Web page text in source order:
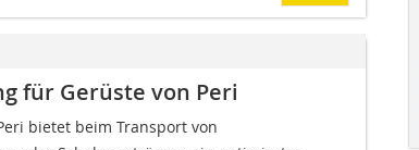
für Gerüste von Peri
Peri bietet beim Transport von